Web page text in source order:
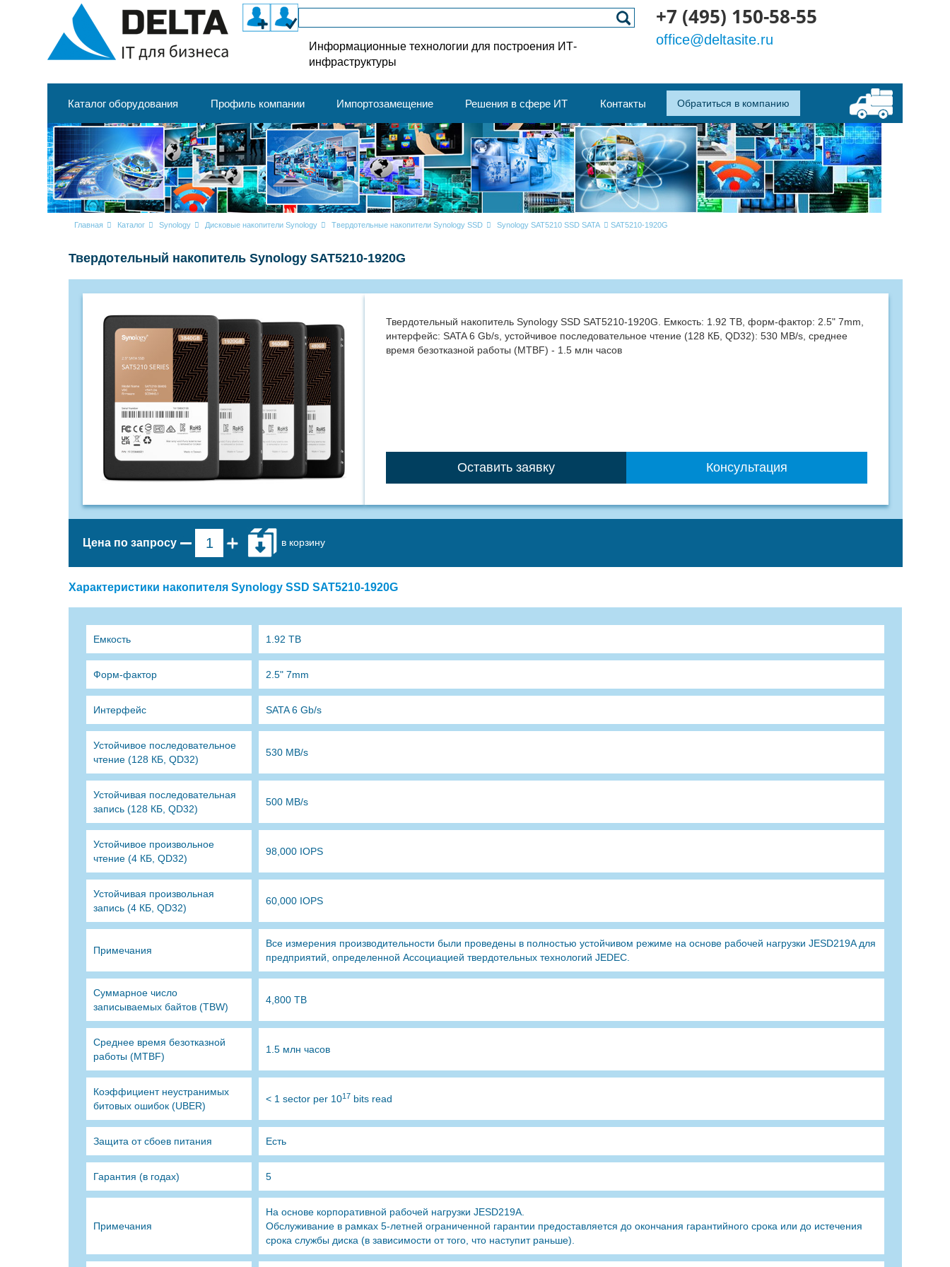
Информационные технологии для построения ИТ-
инфраструктуры
+7 (495) 150-58-55
office@deltasite.ru
Каталог оборудования Профиль компании Импортозамещение Решения в сфере ИТ Контакты Обратиться в компанию
Главная Каталог Synology Дисковые накопители Synology Твердотельные накопители Synology SSD Synology SAT5210 SSD SATA SAT5210-1920G
Твердотельный накопитель Synology SAT5210-1920G
Твердотельный накопитель Synology SSD SAT5210-1920G. Емкость: 1.92 TB, форм-фактор: 2.5" 7mm,
интерфейс: SATA 6 Gb/s, устойчивое последовательное чтение (128 КБ, QD32): 530 MB/s, среднее
время безотказной работы (MTBF) - 1.5 млн часов
Оставить заявку Консультация
Цена по запросу в корзину
Характеристики накопителя Synology SSD SAT5210-1920G
Емкость 1.92 TB
Форм-фактор 2.5" 7mm
Интерфейс SATA 6 Gb/s
Устойчивое последовательное
чтение (128 КБ, QD32)
530 MB/s
Устойчивая последовательная
запись (128 КБ, QD32)
500 MB/s
Устойчивое произвольное
чтение (4 КБ, QD32)
98,000 IOPS
Устойчивая произвольная
запись (4 КБ, QD32)
60,000 IOPS
Примечания
Все измерения производительности были проведены в полностью устойчивом режиме на основе рабочей нагрузки JESD219A для
предприятий, определенной Ассоциацией твердотельных технологий JEDEC.
Суммарное число
записываемых байтов (TBW)
4,800 TB
Среднее время безотказной
работы (MTBF)
1.5 млн часов
Коэффициент неустранимых
битовых ошибок (UBER)
< 1 sector per 1017 bits read
Защита от сбоев питания Есть
Гарантия (в годах) 5
Примечания
На основе корпоративной рабочей нагрузки JESD219A.
Обслуживание в рамках 5-летней ограниченной гарантии предоставляется до окончания гарантийного срока или до истечения
срока службы диска (в зависимости от того, что наступит раньше).